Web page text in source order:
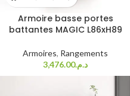
Armoire basse portes
battantes MAGIC L86xH89
Armoires, Rangements
د.م.3,476.00